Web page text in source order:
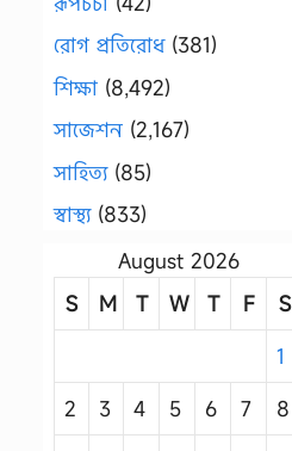
রোগ প্রতিরোধ(381)
শিক্ষা (8,492)
সাজেশন (2,167)
সাহিত্য(85)
স্বাস্থ্য(833)
August 2026
S
M T W T F
S
1
2
3 4 5 6 7
8